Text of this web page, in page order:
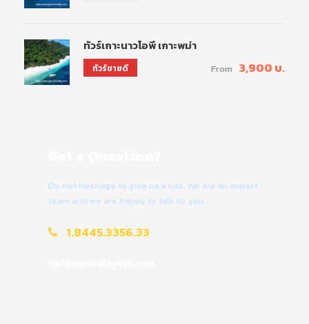
ทัวร์เกาะนาวโอพี เกาะพม่า
ทัวร์ขายดี From 3,900 บ.
Do not hesitage to give us a call. We are an expert
team and we are happy to talk to you.
1.8445.3356.33